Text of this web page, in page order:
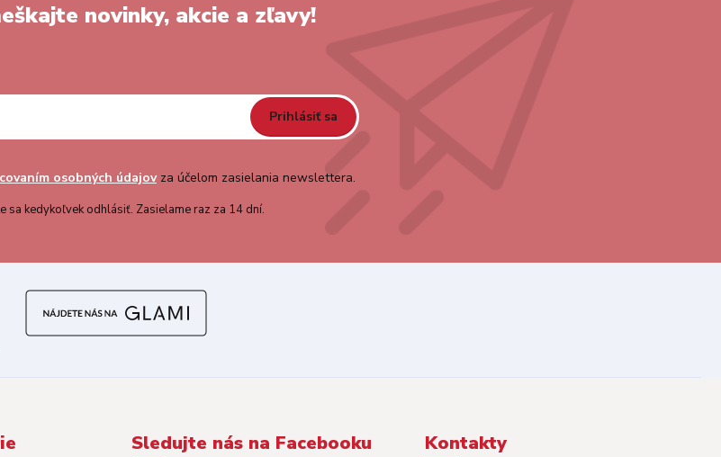
novinky, akcie a zľavy!
Prihlásiť sa
osobných údajovza účelom zasielania newslettera.
sa kedykoľvek odhlásiť. Zasielame raz za 14 dní.
Sledujte nás na Facebooku Kontakty